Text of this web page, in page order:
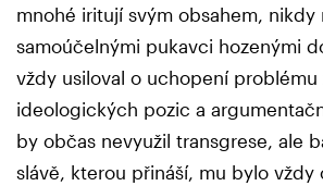
mnohé iritují svým obsahem, nikdy
samoúčelnými pukavci hozenými
vždy usiloval o uchopení problému
ideologických pozic a
by občas nevyužil transgrese, ale
slávě, kterou přináší, mu bylo vždy